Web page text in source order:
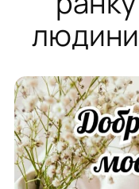
людини